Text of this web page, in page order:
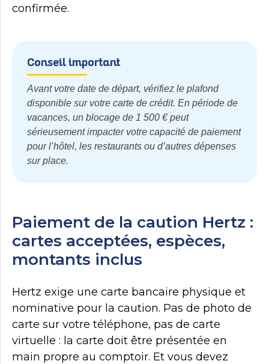
confirmée.
Conseil important
Avant votre date de départ, vérifiez le plafond
disponible sur votre carte de crédit. En période de
vacances, un blocage de 1 500 € peut
sérieusement impacter votre capacité de paiement
pour l’hôtel, les restaurants ou d’autres dépenses
sur place.
Paiement de la caution Hertz :
cartes acceptées, espèces,
montants inclus
Hertz exige une carte bancaire physique et
nominative pour la caution. Pas de photo de
carte sur votre téléphone, pas de carte
virtuelle : la carte doit être présentée en
main propre au comptoir. Et vous devez